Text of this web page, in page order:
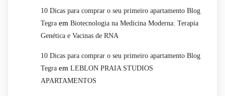
10 Dicas para comprar o seu primeiro apartamento Blog
Tegra em Biotecnologia na Medicina Moderna: Terapia
Genética e Vacinas de RNA
10 Dicas para comprar o seu primeiro apartamento Blog
Tegra em LEBLON PRAIA STUDIOS
APARTAMENTOS